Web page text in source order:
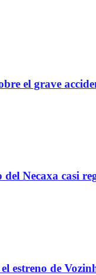
el grave
Necaxa casi
estreno de